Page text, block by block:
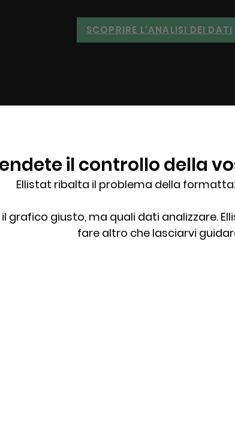
SCOPRIRE L'ANALISI DEI DATI
il controllo della
Ellistat ribalta il problema della
grafico giusto, ma quali dati analizzare.
fare altro che lasciarvi